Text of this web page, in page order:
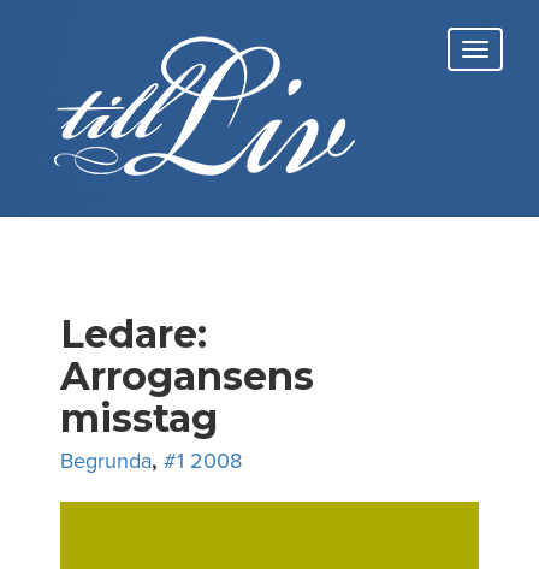
Ledare:
Arrogansens
misstag
Begrunda, #1 2008